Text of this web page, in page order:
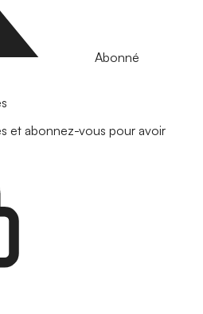
Abonné
et abonnez-vous pour avoir